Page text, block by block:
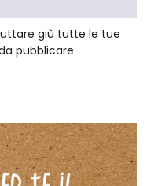
giù tutte le tue
pubblicare.